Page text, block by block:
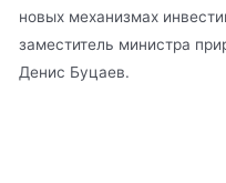
новых механизмах
заместитель министра
Денис Буцаев.